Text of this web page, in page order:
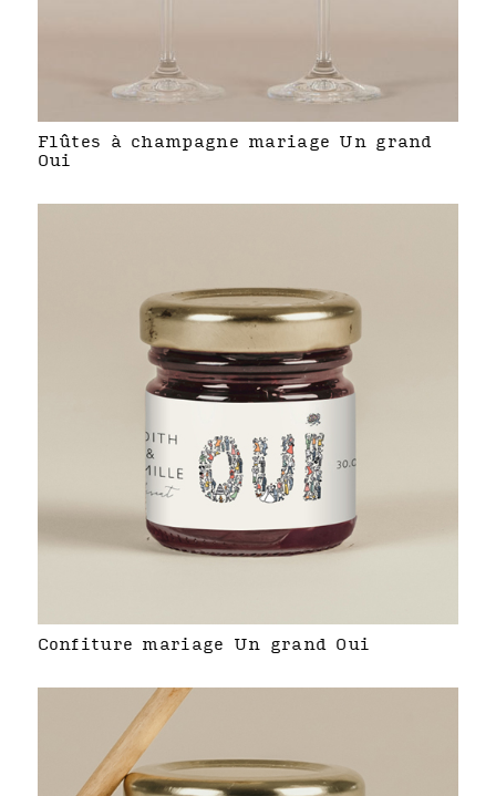
Flûtes à champagne mariage Un grand
Oui
Confiture mariage Un grand Oui